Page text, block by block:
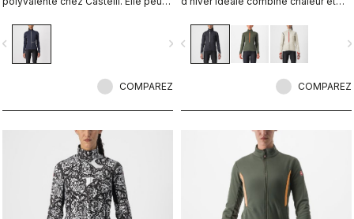
conditions douces ou dans les
conditions froides avec des
épaisseurs isolantes dessous.
coupe-vent, imperméable, élégante
les niveaux. C'est parti! Go!
navigate_next
COMPAREZ
protection maximale, tissus
imperméables et respirabilité. Avec
la fonctionnalité de la construction
navigate_before
COMPAREZ